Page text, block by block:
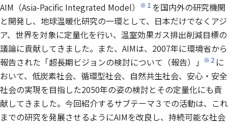
AIM（Asia-Pacific Integrated Model）
※１ を国内外の研究機関
と開発し、地球温暖化研究の一環として、日本だけでなくアジ
ア、世界を対象に定量化を行い、温室効果ガス排出削減目標の
議論に貢献してきました。また、AIMは、2007年に環境省から
報告された「超長期ビジョンの検討について（報告）」
※２ に
おいて、低炭素社会、循環型社会、自然共生社会、安心・安全
社会の実現を目指した2050年の姿の検討とその定量化にも貢
献してきました。今回紹介するサブテーマ３での活動は、これ
までの研究を発展させるようにAIMを改良し、持続可能な社会